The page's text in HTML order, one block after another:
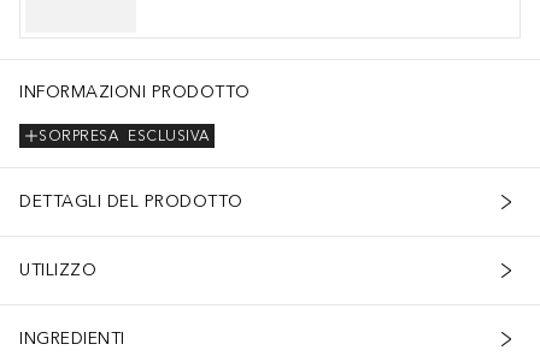
INFORMAZIONI PRODOTTO
ESCLUSIVA
SORPRESA
DETTAGLI DEL PRODOTTO
UTILIZZO
INGREDIENTI